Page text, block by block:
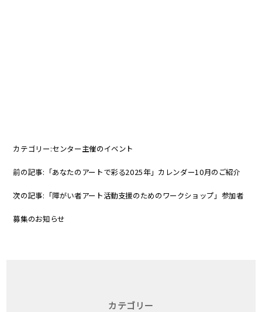
カテゴリー:センター主催のイベント
前の記事: 「あなたのアートで彩る2025年」カレンダー10月のご紹介
次の記事: 「障がい者アート活動支援のためのワークショップ」参加者
募集のお知らせ
カテゴリー